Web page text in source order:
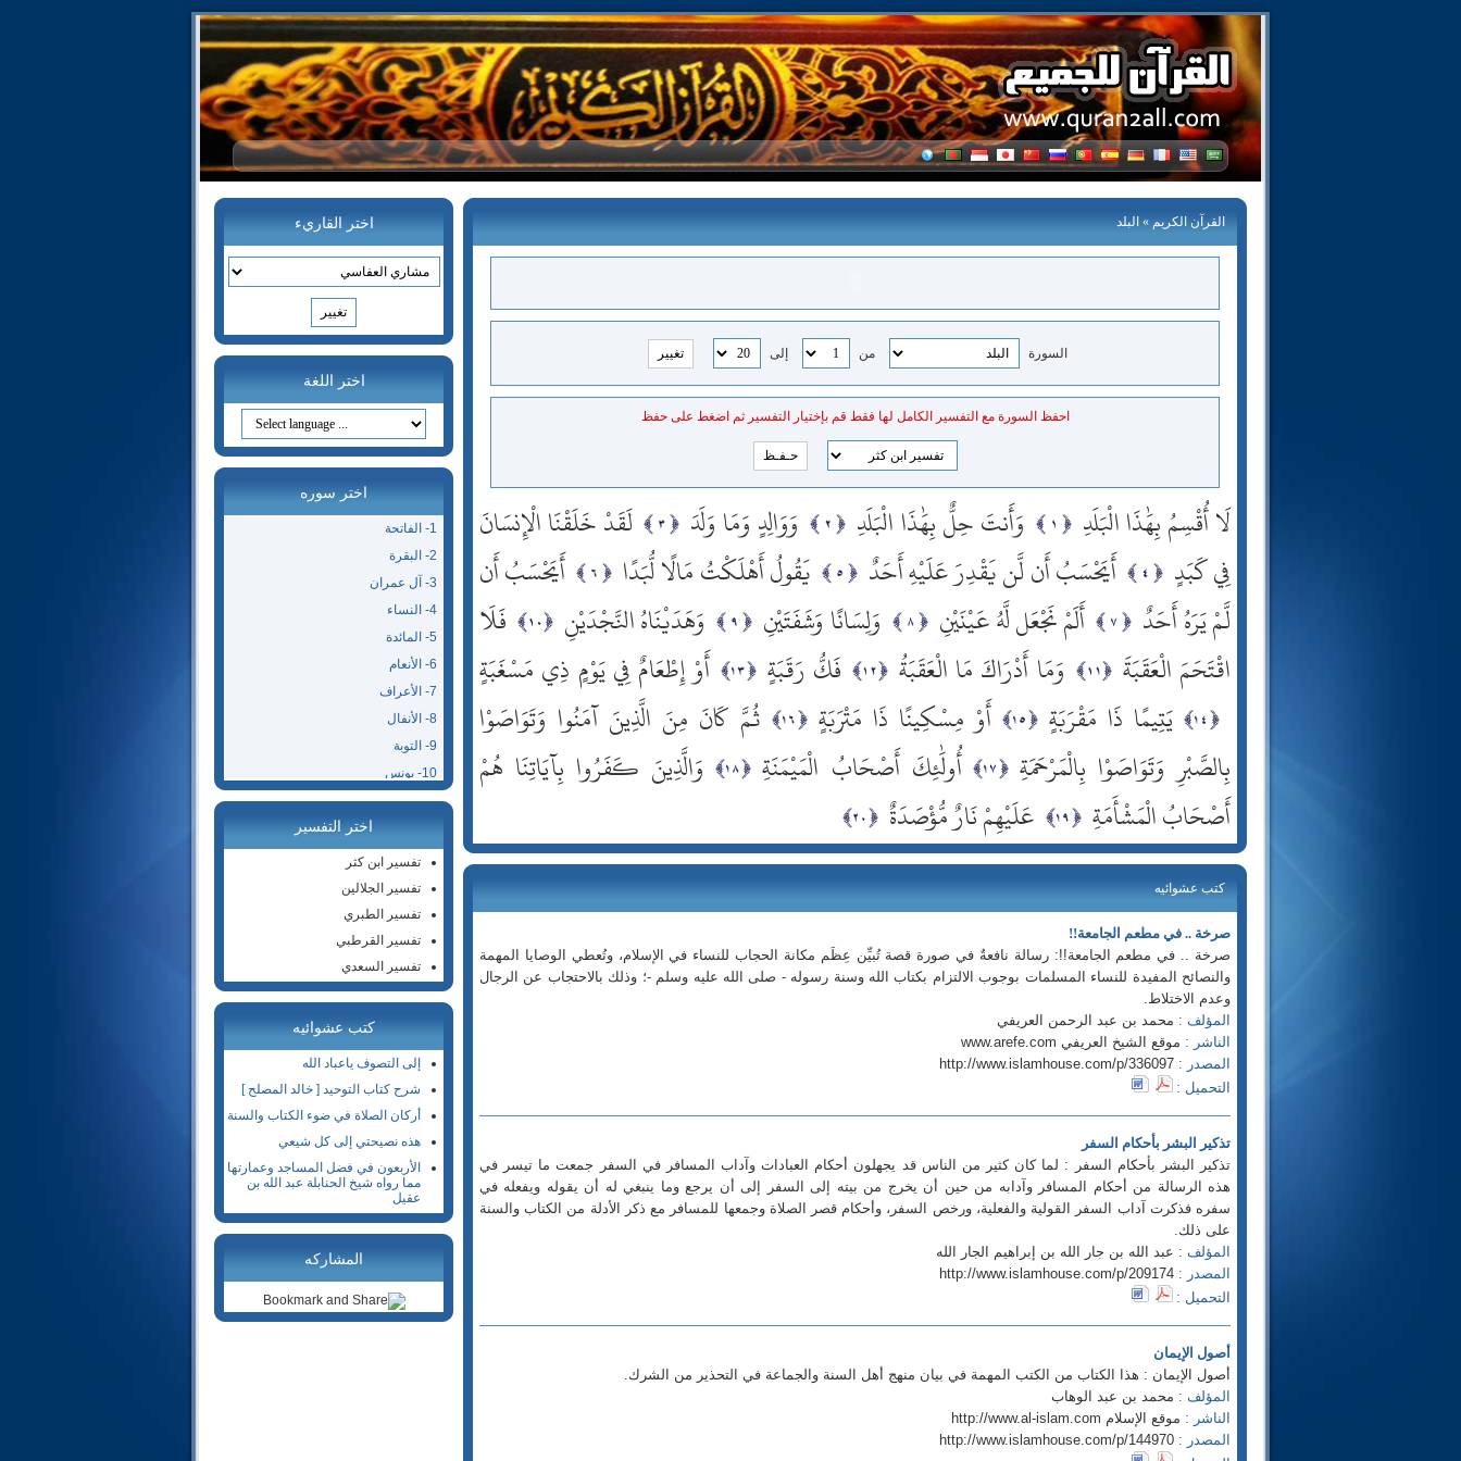
القرآن الكريم » البلد
السورة من إلى
احفظ السورة مع التفسير الكامل لها فقط قم بإختيار التفسير ثم اضغط على حفظ
لَا أُقْسِمُ بِهَٰذَا الْبَلَدِ وَأَنتَ حِلٌّ بِهَٰذَا الْبَلَدِ وَوَالِدٍ وَمَا وَلَدَ
لَقَدْ خَلَقْنَا الْإِنسَانَ
فِي كَبَدٍ
أَيَحْسَبُ أَن لَّن يَقْدِرَ عَلَيْهِ أَحَدٌ يَقُولُ أَهْلَكْتُ مَالًا لُّبَدًا
أَيَحْسَبُ أَن
لَّمْ يَرَهُ أَحَدٌ
أَلَمْ نَجْعَل لَّهُ عَيْنَيْنِ وَلِسَانًا وَشَفَتَيْنِ وَهَدَيْنَاهُ النَّجْدَيْنِ
فَلَا
اقْتَحَمَ الْعَقَبَةَ
وَمَا أَدْرَاكَ مَا الْعَقَبَةُ فَكُّ رَقَبَةٍ
أَوْ إِطْعَامٌ فِي يَوْمٍ ذِي مَسْغَبَةٍ
يَتِيمًا ذَا مَقْرَبَةٍ
أَوْ مِسْكِينًا ذَا مَتْرَبَةٍ
ثُمَّ كَانَ مِنَ الَّذِينَ آمَنُوا وَتَوَاصَوْا
بِالصَّبْرِ وَتَوَاصَوْا بِالْمَرْحَمَةِ
أُولَٰئِكَ أَصْحَابُ الْمَيْمَنَةِ
وَالَّذِينَ كَفَرُوا بِآيَاتِنَا هُمْ
أَصْحَابُ الْمَشْأَمَةِ
عَلَيْهِمْ نَارٌ مُّؤْصَدَةٌ
كتب عشوائيه
صرخة .. في مطعم الجامعة!!
صرخة .. في مطعم الجامعة!!: رسالة نافعةٌ في صورة قصة تُبيِّن عِظَم مكانة الحجاب للنساء في الإسلام، وتُعطي الوصايا المهمة
والنصائح المفيدة للنساء المسلمات بوجوب الالتزام بكتاب الله وسنة رسوله - صلى الله عليه وسلم -؛ وذلك بالاحتجاب عن الرجال
وعدم الاختلاط.
المؤلف : محمد بن عبد الرحمن العريفي
الناشر : موقع الشيخ العريفي www.arefe.com
المصدر : http://www.islamhouse.com/p/336097
التحميل :
تذكير البشر بأحكام السفر
تذكير البشر بأحكام السفر : لما كان كثير من الناس قد يجهلون أحكام العبادات وآداب المسافر في السفر جمعت ما تيسر في
هذه الرسالة من أحكام المسافر وآدابه من حين أن يخرج من بيته إلى السفر إلى أن يرجع وما ينبغي له أن يقوله ويفعله في
سفره فذكرت آداب السفر القولية والفعلية، ورخص السفر، وأحكام قصر الصلاة وجمعها للمسافر مع ذكر الأدلة من الكتاب والسنة
على ذلك.
المؤلف : عبد الله بن جار الله بن إبراهيم الجار الله
المصدر : http://www.islamhouse.com/p/209174
التحميل :
أصول الإيمان
أصول الإيمان : هذا الكتاب من الكتب المهمة في بيان منهج أهل السنة والجماعة في التحذير من الشرك.
المؤلف : محمد بن عبد الوهاب
الناشر : موقع الإسلام http://www.al-islam.com
المصدر : http://www.islamhouse.com/p/144970
اختر القاريء
اختر اللغة
اختر سوره
1- الفاتحة
2- البقرة
3- آل عمران
4- النساء
5- المائدة
6- الأنعام
7- الأعراف
8- الأنفال
9- التوبة
10- يونس
11- هود
16- النحل
17- الإسراء
18- الكهف
27- النمل
30- الروم
اختر التفسير
تفسير ابن كثر
تفسير الجلالين
تفسير الطبري
تفسير القرطبي
تفسير السعدي
كتب عشوائيه
إلى التصوف ياعباد الله
شرح كتاب التوحيد [ خالد المصلح ]
أركان الصلاة في ضوء الكتاب والسنة
هذه نصيحتي إلى كل شيعي
الأربعون في فضل المساجد وعمارتها
مما رواه شيخ الحنابلة عبد الله بن
عقيل
المشاركه